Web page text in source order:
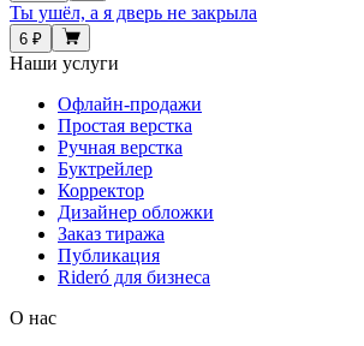
Ты ушёл, а я дверь не закрыла
6 ₽
Наши услуги
Офлайн-продажи
Простая верстка
Ручная верстка
Буктрейлер
Корректор
Дизайнер обложки
Заказ тиража
Публикация
Rideró для бизнеса
О нас